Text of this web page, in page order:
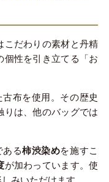
こだわりの素材と丹精
個性を引き立てる「お
布を使用。その歴史
りは、他のバッグでは
ある柿渋染めを施すこ
が加わっています。使